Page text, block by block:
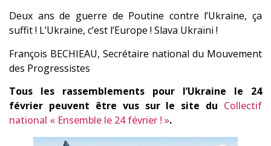
Deux ans de guerre de Poutine contre l’Ukraine, ça
suffit ! L’Ukraine, c’est l’Europe ! Slava Ukraïni !
François BECHIEAU, Secrétaire national du Mouvement
des Progressistes
Tous les rassemblements pour l’Ukraine le 24
février peuvent être vus sur le site du Collectif
national « Ensemble le 24 février ! ».